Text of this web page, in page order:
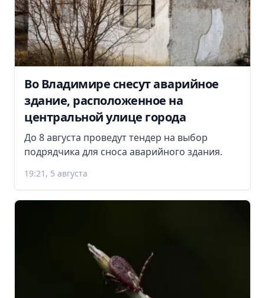
Во Владимире снесут аварийное
здание, расположенное на
центральной улице города
До 8 августа проведут тендер на выбор
подрядчика для сноса аварийного здания.
19:21, 5 августа